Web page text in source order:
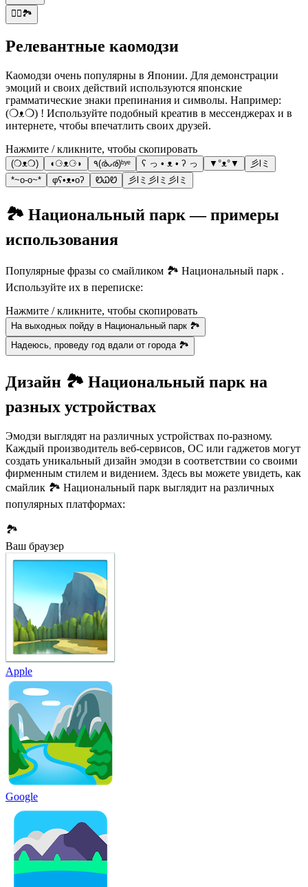
🚴‍♂️🏞️
Релевантные каомодзи
Каомодзи очень популярны в Японии. Для демонстрации
эмоций и своих действий используются японские
грамматические знаки препинания и символы. Например:
(❍ᴥ❍) ! Используйте подобный креатив в мессенджерах и в
интернете, чтобы впечатлить своих друзей.
Нажмите / кликните, чтобы скопировать
(❍ᴥ❍) ◖⚆ᴥ⚆◗ ٩(ര̀ᴗര́)ᵇʸᵉ ʕ っ • ᴥ • ʔ っ ▼°ᴥ°▼
彡lミ
*~o-o~*
φʕ•ᴥ•oʔ ᏬᏇᏬ 彡lミ彡lミ彡lミ
🏞️ Национальный парк — примеры
использования
Популярные фразы со смайликом 🏞️ Национальный парк .
Используйте их в переписке:
Нажмите / кликните, чтобы скопировать
На выходных пойду в Национальный парк 🏞
Надеюсь, проведу год вдали от города 🏞️
Дизайн 🏞️ Национальный парк на
разных устройствах
Эмодзи выглядят на различных устройствах по-разному.
Каждый производитель веб-сервисов, ОС или гаджетов могут
создать уникальный дизайн эмодзи в соответствии со своими
фирменным стилем и видением. Здесь вы можете увидеть, как
смайлик 🏞️ Национальный парк выглядит на различных
популярных платформах:
🏞️
Ваш браузер
Apple
Google